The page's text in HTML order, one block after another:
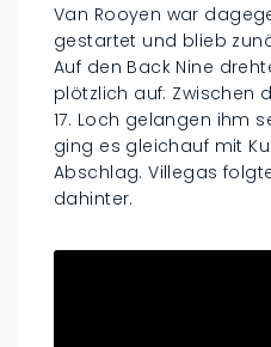
Van Rooyen war
gestartet und blieb
Auf den Back Nine
plötzlich auf: Zwischen
17. Loch gelangen ihm
ging es gleichauf mit
Abschlag. Villegas
dahinter.